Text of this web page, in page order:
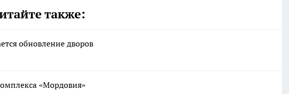
также:
обновление дворов
«Мордовия»